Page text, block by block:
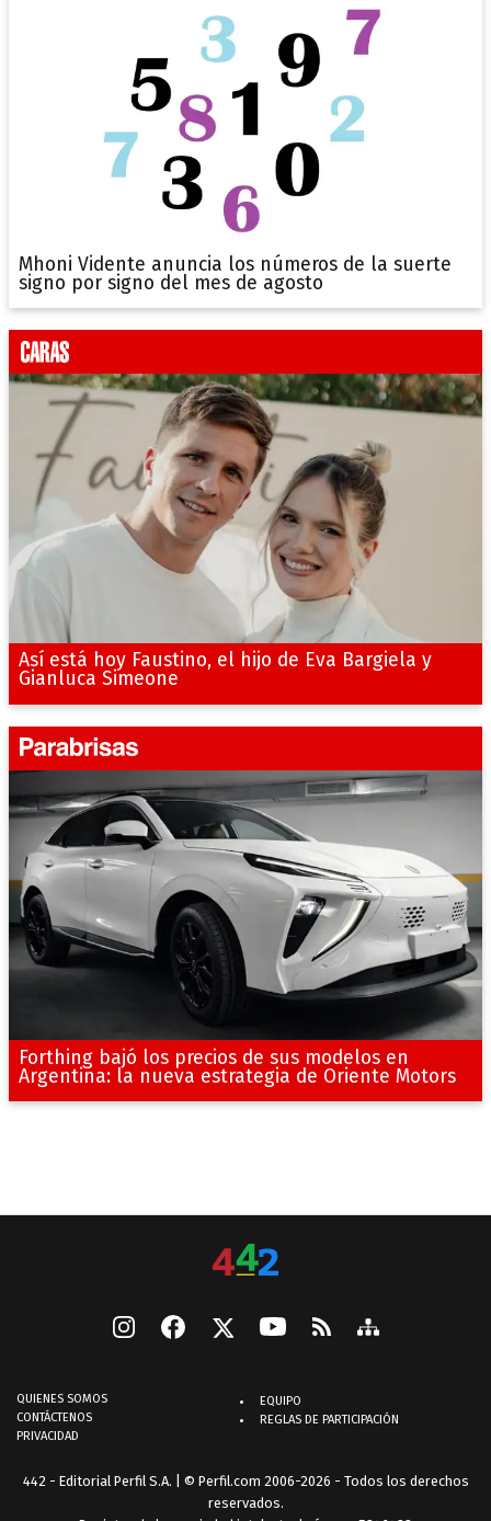
Mhoni Vidente anuncia los números de la suerte
signo por signo del mes de agosto
Así está hoy Faustino, el hijo de Eva Bargiela y
Gianluca Simeone
Forthing bajó los precios de sus modelos en
Argentina: la nueva estrategia de Oriente Motors
QUIENES SOMOS
CONTÁCTENOS
PRIVACIDAD
EQUIPO
REGLAS DE PARTICIPACIÓN
442 - Editorial Perfil S.A. | © Perfil.com 2006-2026 - Todos los derechos
reservados.